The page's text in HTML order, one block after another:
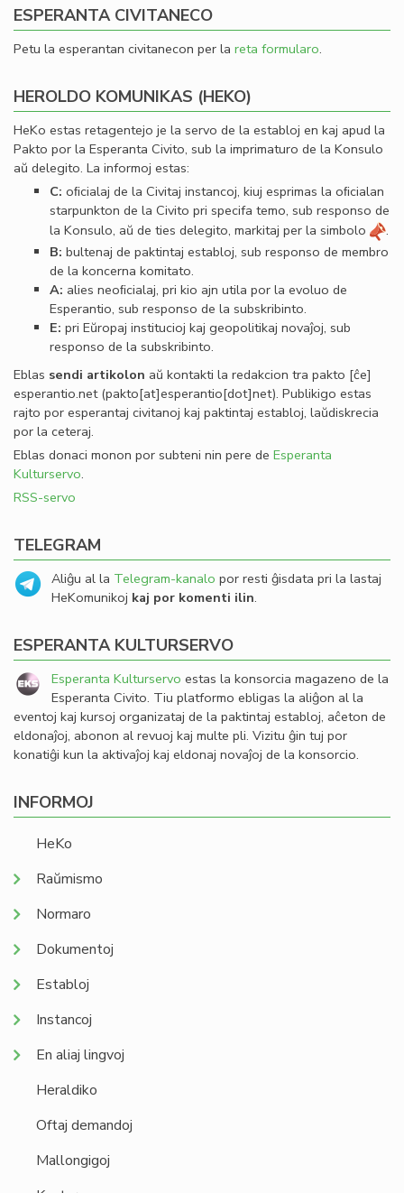
ESPERANTA CIVITANECO
Petu la esperantan civitanecon per la reta formularo.
HEROLDO KOMUNIKAS (HEKO)
HeKo estas retagentejo je la servo de la establoj en kaj apud la
Pakto por la Esperanta Civito, sub la imprimaturo de la Konsulo
aŭ delegito. La informoj estas:
C: oﬁcialaj de la Civitaj instancoj, kiuj esprimas la oﬁcialan
starpunkton de la Civito pri specifa temo, sub responso de
la Konsulo, aŭ de ties delegito, markitaj per la simbolo
.
B: bultenaj de paktintaj establoj, sub responso de membro
de la koncerna komitato.
A: alies neoﬁcialaj, pri kio ajn utila por la evoluo de
Esperantio, sub responso de la subskribinto.
E: pri Eŭropaj institucioj kaj geopolitikaj novaĵoj, sub
responso de la subskribinto.
Eblas sendi artikolon aŭ kontakti la redakcion tra pakto [ĉe]
esperantio.net(pakto[at]esperantio[dot]net). Publikigo estas
rajto por esperantaj civitanoj kaj paktintaj establoj, laŭdiskrecia
por la ceteraj.
Eblas donaci monon por subteni nin pere de Esperanta
Kulturservo.
RSS-servo
TELEGRAM
Aliĝu al la Telegram-kanalo por resti ĝisdata pri la lastaj
HeKomunikoj kaj por komenti ilin.
ESPERANTA KULTURSERVO
Esperanta Kulturservo estas la konsorcia magazeno de la
Esperanta Civito. Tiu platformo ebligas la aliĝon al la
eventoj kaj kursoj organizataj de la paktintaj establoj, aĉeton de
eldonaĵoj, abonon al revuoj kaj multe pli. Vizitu ĝin tuj por
konatiĝi kun la aktivaĵoj kaj eldonaj novaĵoj de la konsorcio.
INFORMOJ
HeKo
Raŭmismo
Normaro
Dokumentoj
Establoj
Instancoj
En aliaj lingvoj
Heraldiko
Oftaj demandoj
Mallongigoj